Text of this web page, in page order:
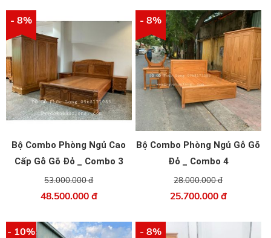
- 8%
Bộ Combo Phòng Ngủ Cao
Cấp Gỗ Gõ Đỏ _ Combo 3
Giá Tốt
53.000.000 đ
48.500.000 đ
- 8%
Bộ Combo Phòng Ngủ Gỗ Gõ
Đỏ _ Combo 4
28.000.000 đ
25.700.000 đ
- 10% - 8%